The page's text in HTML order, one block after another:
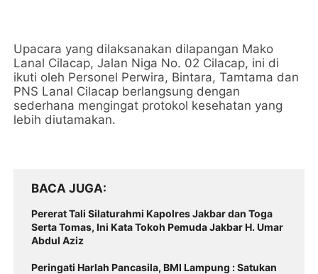
Upacara yang dilaksanakan dilapangan Mako
Lanal Cilacap, Jalan Niga No. 02 Cilacap, ini di
ikuti oleh Personel Perwira, Bintara, Tamtama dan
PNS Lanal Cilacap berlangsung dengan
sederhana mengingat protokol kesehatan yang
lebih diutamakan.
BACA JUGA
Pererat Tali Silaturahmi Kapolres Jakbar dan Toga
Serta Tomas, Ini Kata Tokoh Pemuda Jakbar H. Umar
Abdul Aziz
Peringati Harlah Pancasila, BMI Lampung : Satukan